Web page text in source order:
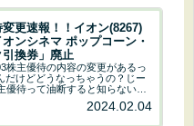
更速報！！イオン(8267)
ンシネマ ポップコーン・
引換券」廃止
株主優待の内容の変更があるっ
だけどどうなっちゃうの？じー
優待って油断すると知らないう
ることがあるよ。会社の業績が
するし、悪ければ貰えるものが
2024.02.04